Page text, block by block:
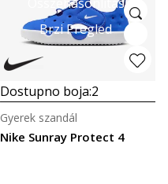
Brzi Pregled
Dostupno boja:2
Nike Sunray Protect 4
Gyerek szandál